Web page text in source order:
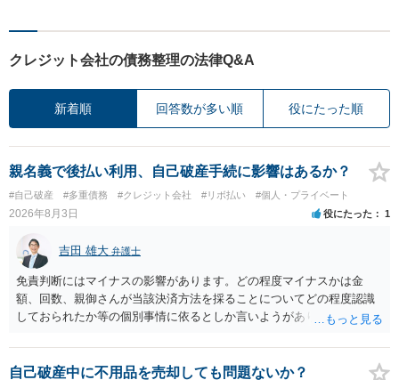
クレジット会社の債務整理の法律Q&A
新着順 回答数が多い順 役にたった順
親名義で後払い利用、自己破産手続に影響はあるか？
#自己破産 #多重債務 #クレジット会社 #リボ払い #個人・プライベート
2026年8月3日 役にたった 1
吉田 雄大 弁護士
免責判断にはマイナスの影響があります。どの程度マイナスかは金
額、回数、親御さんが当該決済方法を採ることについてどの程度認識
しておられたか等の個別事情に依るとしか言いようがありません。 と
なって相談し、善後策を考えることをお勧めします。
自己破産中に不用品を売却しても問題ないか？